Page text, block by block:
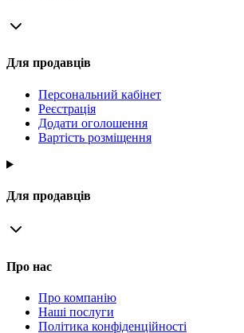
Для продавців
Персональний кабінет
Реєстрація
Додати оголошення
Вартість розміщення
Для продавців
Про нас
Про компанію
Наші послуги
Політика конфіденційності